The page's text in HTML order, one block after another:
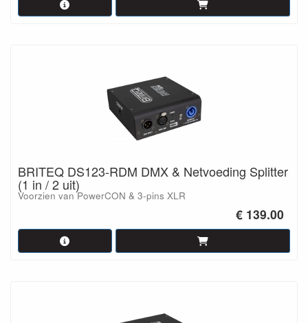
BRITEQ DS123-RDM DMX & Netvoeding Splitter
(1 in / 2 uit)
Voorzien van PowerCON & 3-pins XLR
€ 139.00